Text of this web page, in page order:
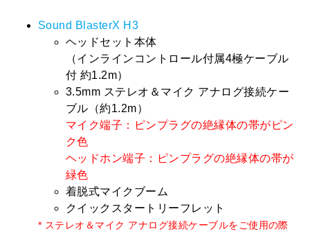
Sound BlasterX H3
ヘッドセット本体
（インラインコントロール付属4極ケーブル
付 約1.2m）
3.5mm ステレオ＆マイク アナログ接続ケー
ブル（約1.2m）
マイク端子：ピンプラグの絶縁体の帯がピン
ク色
ヘッドホン端子：ピンプラグの絶縁体の帯が
緑色
着脱式マイクブーム
クイックスタートリーフレット
* ステレオ＆マイク アナログ接続ケーブルをご使用の際